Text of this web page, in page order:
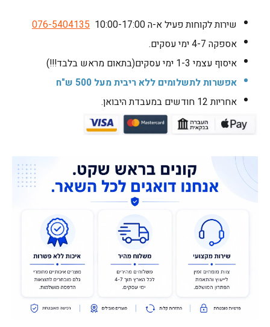
שירות לקוחות פעיל א-ה 10:00-17:00
076-5404135
אספקה 4-7 ימי עסקים.
איסוף עצמי 1-3 ימי עסקים(בתאום מראש בלבד!!!)
אפשרות לתשלומים ללא ריבית מעל 500 ש"ח
אחריות 12 חודשים במעבדת היבואן.